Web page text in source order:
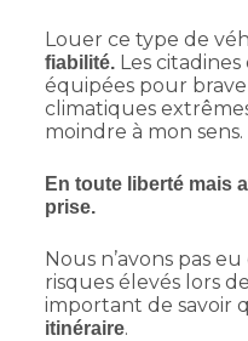
Louer ce type de
fiabilité.Les citadines
équipées pour
climatiques
moindre à mon sens.
En toute liberté mais
prise.
Nous n’avons pas
risques élevés lors
important de savoir
itinéraire.